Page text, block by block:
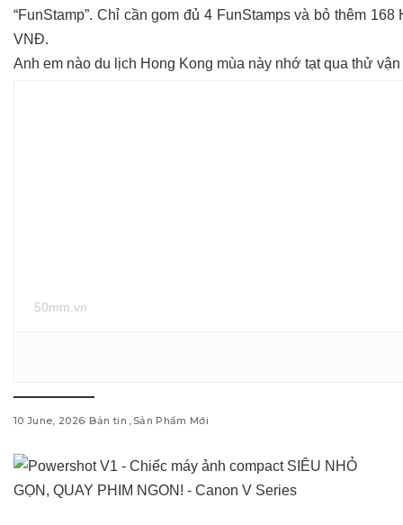
“FunStamp”. Chỉ cần gom đủ 4 FunStamps và bỏ thêm
VNĐ.
Anh em nào du lịch Hong Kong mùa này nhớ tạt qua thử vận
50mm.vn
10 June, 2026 Bản tin Sản Phẩm Mới